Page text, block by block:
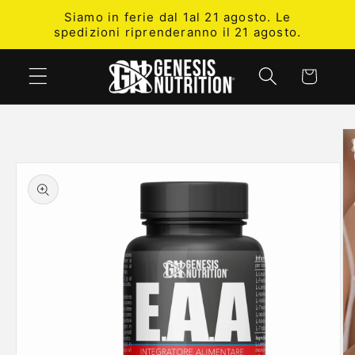
direttamente
ai contenuti
Siamo in ferie dal 1al 21 agosto. Le
spedizioni riprenderanno il 21 agosto.
Carrello